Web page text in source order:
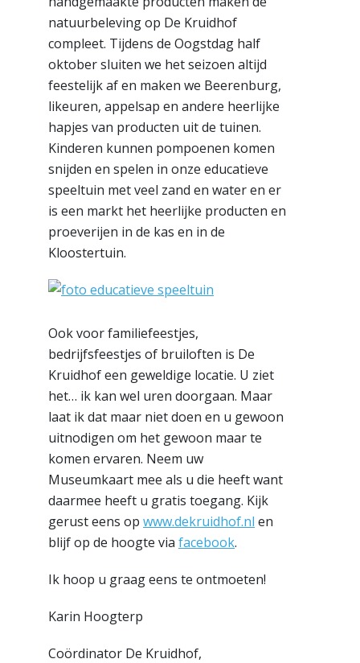
natuurbeleving op De Kruidhof
compleet. Tijdens de Oogstdag half
oktober sluiten we het seizoen altijd
feestelijk af en maken we Beerenburg,
likeuren, appelsap en andere heerlijke
hapjes van producten uit de tuinen.
Kinderen kunnen pompoenen komen
snijden en spelen in onze educatieve
speeltuin met veel zand en water en er
is een markt het heerlijke producten en
proeverijen in de kas en in de
Kloostertuin.
Ook voor familiefeestjes,
bedrijfsfeestjes of bruiloften is De
Kruidhof een geweldige locatie. U ziet
het… ik kan wel uren doorgaan. Maar
laat ik dat maar niet doen en u gewoon
uitnodigen om het gewoon maar te
komen ervaren. Neem uw
Museumkaart mee als u die heeft want
daarmee heeft u gratis toegang. Kijk
gerust eens op www.dekruidhof.nl en
blijf op de hoogte via facebook.
Ik hoop u graag eens te ontmoeten!
Karin Hoogterp
Coördinator De Kruidhof,